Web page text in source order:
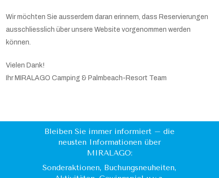
Wir möchten Sie ausserdem daran erinnern, dass Reservierungen
ausschliesslich über unsere Website vorgenommen werden
können.
Vielen Dank!
Ihr MIRALAGO Camping & Palmbeach-Resort Team
Bleiben Sie immer informiert – die
neusten Informationen über
MIRALAGO:
Sonderaktionen, Buchungsneuheiten,